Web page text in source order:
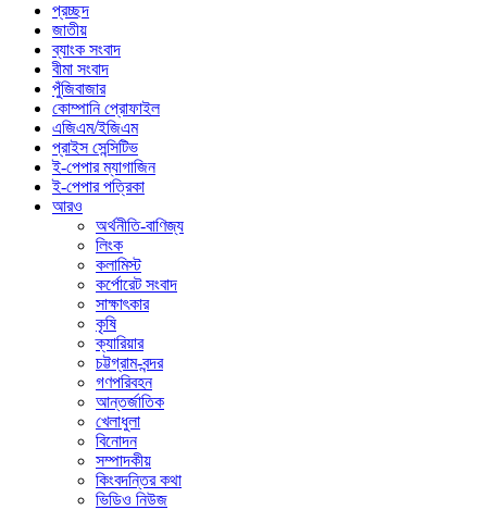
প্রচ্ছদ
জাতীয়
ব্যাংক সংবাদ
বীমা সংবাদ
পুঁজিবাজার
কোম্পানি প্রোফাইল
এজিএম/ইজিএম
প্রাইস সেন্সিটিভ
ই-পেপার ম্যাগাজিন
ই-পেপার পত্রিকা
আরও
অর্থনীতি-বাণিজ্য
লিংক
কলামিস্ট
কর্পোরেট সংবাদ
সাক্ষাৎকার
কৃষি
ক্যারিয়ার
চট্টগ্রাম-বন্দর
গণপরিবহন
আন্তর্জাতিক
খেলাধুলা
বিনোদন
সম্পাদকীয়
কিংবদন্তির কথা
ভিডিও নিউজ